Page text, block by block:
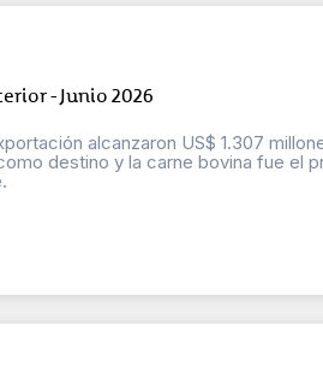
- Junio 2026
alcanzaron US$ 1.307
destino y la carne bovina fue el